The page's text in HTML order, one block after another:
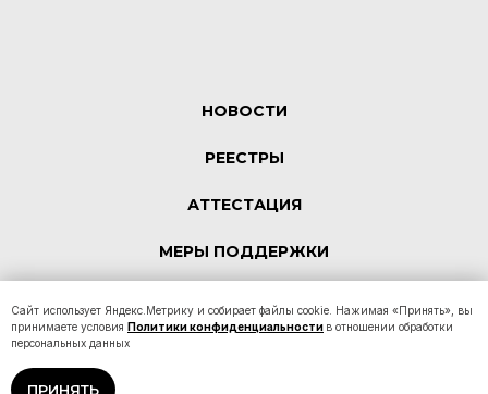
НОВОСТИ
РЕЕСТРЫ
АТТЕСТАЦИЯ
МЕРЫ ПОДДЕРЖКИ
Политика конфиденциальности
Сайт использует Яндекс.Метрику и собирает файлы cookie. Нажимая «Принять», вы
принимаете условия Политики конфиденциальности в отношении обработки
персональных данных
ПРИНЯТЬ